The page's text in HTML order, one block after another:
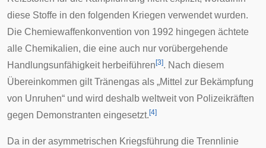
diese Stoffe in den folgenden Kriegen verwendet wurden.
Die Chemiewaffenkonvention von 1992 hingegen ächtete
alle Chemikalien, die eine auch nur vorübergehende
Handlungsunfähigkeit herbeiführen [3]. Nach diesem
Übereinkommen gilt Tränengas als „Mittel zur Bekämpfung
von Unruhen“ und wird deshalb weltweit von Polizeikräften
gegen Demonstranten eingesetzt. [4]
Da in der asymmetrischen Kriegsführung die Trennlinie